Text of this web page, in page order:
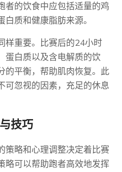
者的饮食中应包括适量的鸡
质和健康脂肪来源。
样重要。比赛后的24小时
蛋白质以及含电解质的饮
的平衡，帮助肌肉恢复。此
可忽视的因素，充足的休息
技巧
策略和心理调整决定着比赛
略可以帮助跑者高效地发挥